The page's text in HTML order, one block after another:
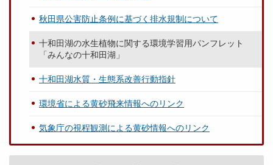
秋田県公害防止条例に基づく排水規制について
十和田湖の水生植物に関する環境学習用パンフレット
「みんなの十和田湖」
十和田湖水質・生態系改善行動指針
環境省による黄砂飛来情報へのリンク
気象庁の視程観測による黄砂情報へのリンク